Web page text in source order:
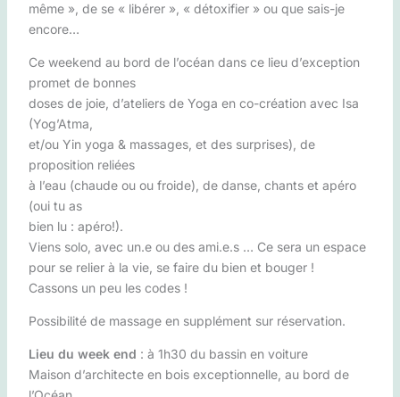
même », de se « libérer », « détoxifier » ou que sais-je
encore…
Ce weekend au bord de l’océan dans ce lieu d’exception
promet de bonnes
doses de joie, d’ateliers de Yoga en co-création avec Isa
(Yog’Atma,
et/ou Yin yoga & massages, et des surprises), de
proposition reliées
à l’eau (chaude ou ou froide), de danse, chants et apéro
(oui tu as
bien lu : apéro!).
Viens solo, avec un.e ou des ami.e.s … Ce sera un espace
pour se relier à la vie, se faire du bien et bouger !
Cassons un peu les codes !
Possibilité de massage en supplément sur réservation.
Lieu du week end : à 1h30 du bassin en voiture
Maison d’architecte en bois exceptionnelle, au bord de